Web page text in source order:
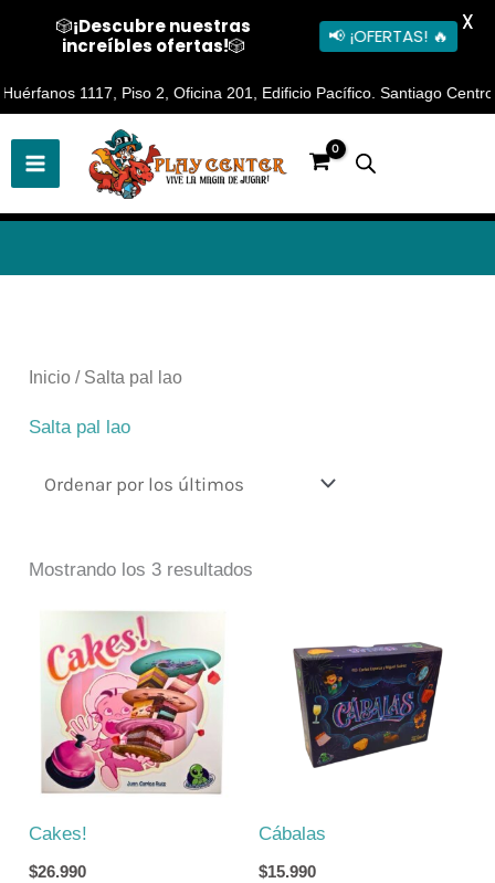
1117, Piso 2, Oficina 201, Edificio Pacífico. Santiago Centro
Ir
al
contenido
Inicio / Salta pal lao
Salta pal lao
Mostrando los 3 resultados
Cakes!
$26.990
Cábalas
$15.990
🎲¡Descubre nuestras
increíbles ofertas!🎲 📢 ¡OFERTAS! 🔥
X